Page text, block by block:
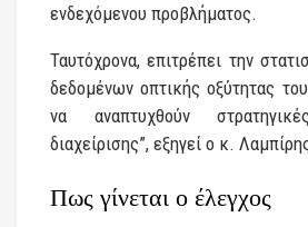
ενδεχόμενου προβλήματος.
Ταυτόχρονα, επιτρέπει την
δεδομένων οπτικής οξύτητας
να αναπτυχθούν
διαχείρισης”, εξηγεί ο κ.
Πως γίνεται ο έλεγχος